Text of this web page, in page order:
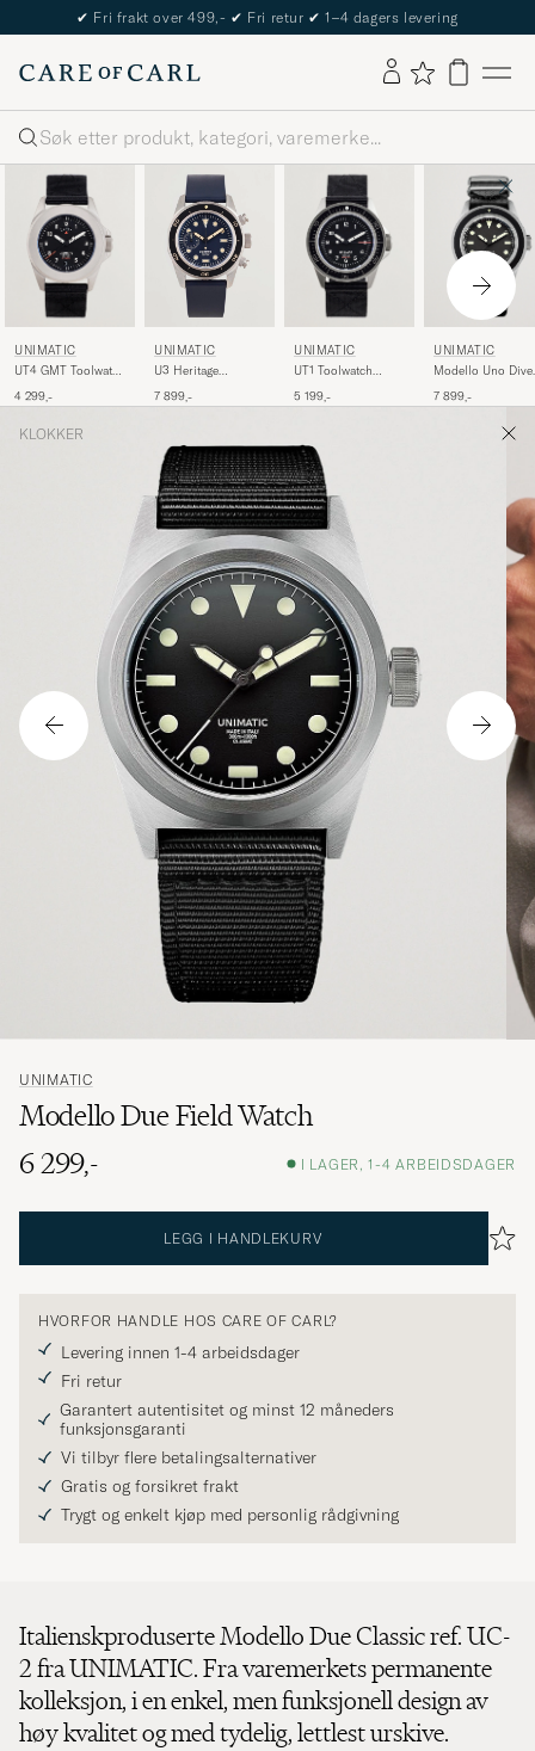
✔ Fri frakt over 499,- ✔ Fri retur ✔ 1–4 dagers levering
Søk
UNIMATIC
UT4 GMT Toolwatch
4 299,-
UNIMATIC
U3 Heritage
Blue
7 899,-
UNIMATIC
UT1 Toolwatch
5 199,-
UNIMATIC
Modello Uno
7 899,-
KLOKKER
UNIMATIC
Modello Due Field Watch
6 299,-
I LAGER, 1-4 ARBEIDSDAGER
LEGG I HANDLEKURV
HVORFOR HANDLE HOS CARE OF CARL?
Levering innen 1-4 arbeidsdager
Fri retur
Garantert autentisitet og minst 12 måneders
funksjonsgaranti
Vi tilbyr flere betalingsalternativer
Gratis og forsikret frakt
Trygt og enkelt kjøp med personlig rådgivning
Italienskproduserte Modello Due Classic ref. UC-
2 fra UNIMATIC. Fra varemerkets permanente
kolleksjon, i en enkel, men funksjonell design av
høy kvalitet og med tydelig, lettlest urskive.